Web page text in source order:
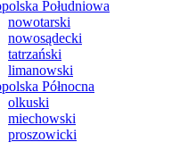
Południowa
nowotarski
nowosądecki
tatrzański
limanowski
Północna
olkuski
miechowski
proszowicki